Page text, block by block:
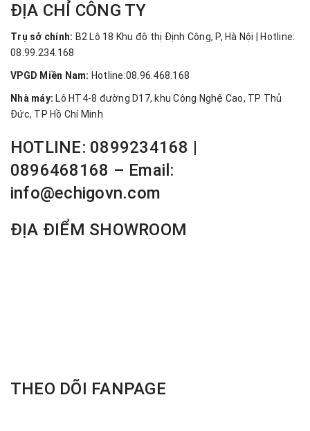
ĐỊA CHỈ CÔNG TY
Trụ sở chính: B2 Lô 18 Khu đô thị Định Công, P, Hà Nội | Hotline:
08.99.234.168
VPGD Miền Nam: Hotline:08.96.468.168
Nhà máy: Lô HT4-8 đường D17, khu Công Nghệ Cao, TP Thủ
Đức, TP Hồ Chí Minh
HOTLINE: 0899234168 |
0896468168 – Email:
info@echigovn.com
ĐỊA ĐIỂM SHOWROOM
THEO DÕI FANPAGE